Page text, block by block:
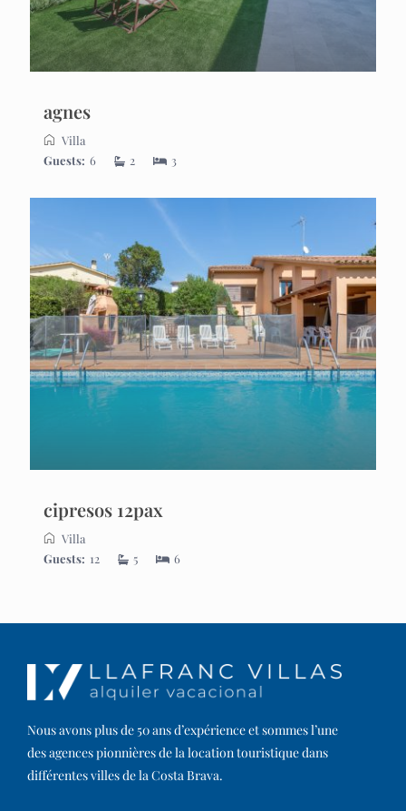
agnes
Villa
Guests: 6 2 3
cipresos 12pax
Villa
Guests: 12 5 6
Nous avons plus de 50 ans d’expérience et sommes l’une
des agences pionnières de la location touristique dans
différentes villes de la Costa Brava.​